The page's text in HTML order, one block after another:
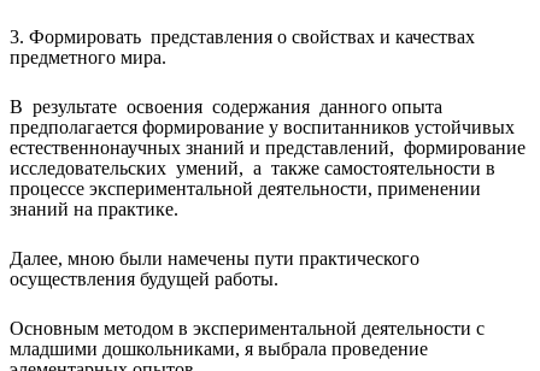
3. Формировать представления о свойствах и качествах
предметного мира.
В результате освоения содержания данного опыта
предполагается формирование у воспитанников устойчивых
естественнонаучных знаний и представлений, формирование
исследовательских умений, а также самостоятельности в
процессе экспериментальной деятельности, применении
знаний на практике.
Далее, мною были намечены пути практического
осуществления будущей работы.
Основным методом в экспериментальной деятельности с
младшими дошкольниками, я выбрала проведение